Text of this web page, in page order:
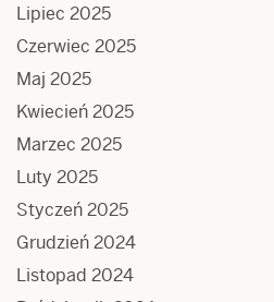
Lipiec 2025
Czerwiec 2025
Maj 2025
Kwiecień 2025
Marzec 2025
Luty 2025
Styczeń 2025
Grudzień 2024
Listopad 2024